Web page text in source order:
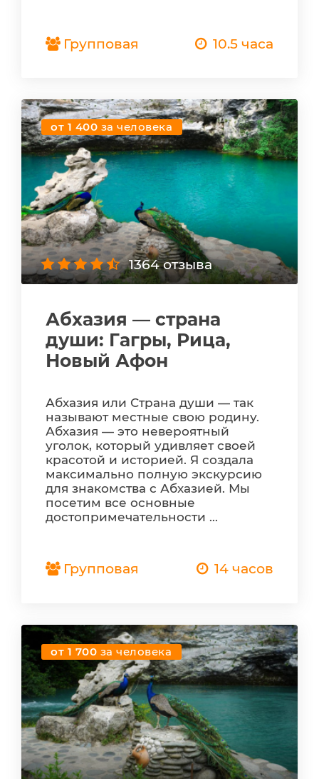
Групповая 10.5 часа
от 1 400 за человека
1364 отзыва
Абхазия — страна
души: Гагры, Рица,
Новый Афон
Абхазия или Страна души — так
называют местные свою родину.
Абхазия — это невероятный
уголок, который удивляет своей
красотой и историей. Я создала
максимально полную экскурсию
для знакомства с Абхазией. Мы
посетим все основные
достопримечательности ...
Групповая 14 часов
от 1 700 за человека